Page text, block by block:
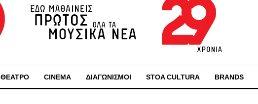
ΘΕΑΤΡΟ CINEMA ΔΙΑΓΩΝΙΣΜΟΙ STOA CULTURA BRANDS